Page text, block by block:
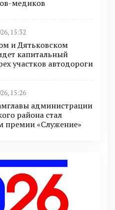
медиков
15:32
и Дятьковском
капитальный
участков автодороги
15:26
администрации
района стал
премии «Служение»